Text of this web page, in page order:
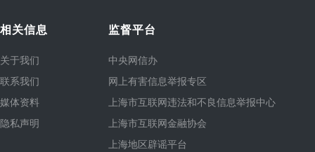
相关信息
关于我们
联系我们
媒体资料
隐私声明
监督平台
中央网信办
网上有害信息举报专区
上海市互联网违法和不良信息举报中心
上海市互联网金融协会
上海地区辟谣平台